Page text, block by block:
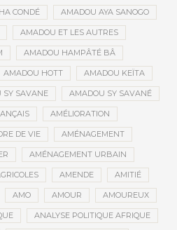
CONDÉ AMADOU AYA SANOGO
AMADOU ET LES AUTRES
AMADOU HAMPÂTÉ BÂ
AMADOU HOTT AMADOU KEÏTA
SY SAVANE AMADOU SY SAVANÉ
AMÉLIORATION
DE VIE AMÉNAGEMENT
AMÉNAGEMENT URBAIN
AMENDE AMITIÉ
AMO AMOUR AMOUREUX
ANALYSE POLITIQUE AFRIQUE